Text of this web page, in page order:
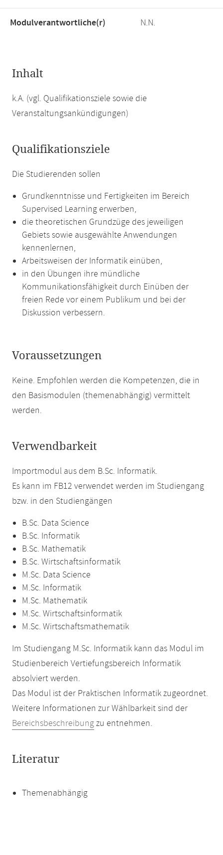
Modulverantwortliche(r) N.N.
Inhalt
k.A. (vgl. Qualifikationsziele sowie die
Veranstaltungsankündigungen)
Qualifikationsziele
Die Studierenden sollen
Grundkenntnisse und Fertigkeiten im Bereich
Supervised Learning erwerben,
die theoretischen Grundzüge des jeweiligen
Gebiets sowie ausgewählte Anwendungen
kennenlernen,
Arbeitsweisen der Informatik einüben,
in den Übungen ihre mündliche
Kommunikationsfähigkeit durch Einüben der
freien Rede vor einem Publikum und bei der
Diskussion verbessern.
Voraussetzungen
Keine. Empfohlen werden die Kompetenzen, die in
den Basismodulen (themenabhängig) vermittelt
werden.
Verwendbarkeit
Importmodul aus dem B.Sc. Informatik.
Es kann im FB12 verwendet werden im Studiengang
bzw. in den Studiengängen
B.Sc. Data Science
B.Sc. Informatik
B.Sc. Mathematik
B.Sc. Wirtschaftsinformatik
M.Sc. Data Science
M.Sc. Informatik
M.Sc. Mathematik
M.Sc. Wirtschaftsinformatik
M.Sc. Wirtschaftsmathematik
Im Studiengang M.Sc. Informatik kann das Modul im
Studienbereich Vertiefungsbereich Informatik
absolviert werden.
Das Modul ist der Praktischen Informatik zugeordnet.
Weitere Informationen zur Wählbarkeit sind der
Bereichsbeschreibungzu entnehmen.
Literatur
Themenabhängig